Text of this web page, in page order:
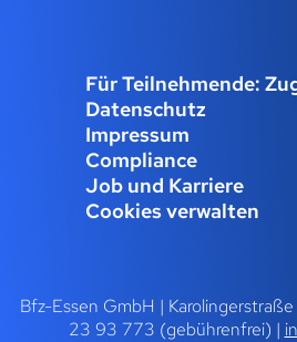
Für Teilnehmende:
Datenschutz
Impressum
Compliance
Job und Karriere
Cookies verwalten
Bfz-Essen GmbH |
23 93 773 (gebührenfrei) |